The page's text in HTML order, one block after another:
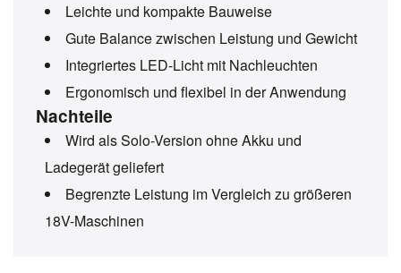
Leichte und kompakte Bauweise
Gute Balance zwischen Leistung und Gewicht
Integriertes LED-Licht mit Nachleuchten
Ergonomisch und flexibel in der Anwendung
Nachteile
Wird als Solo-Version ohne Akku und
Ladegerät geliefert
Begrenzte Leistung im Vergleich zu größeren
18V-Maschinen